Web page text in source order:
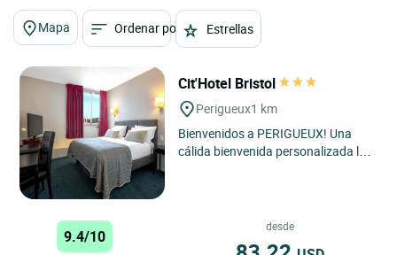
Mapa Ordenar por Estrellas
Cit'Hotel Bristol
Perigueux1 km
Bienvenidos a PERIGUEUX! Una
cálida bienvenida personalizada lo
9.4/10
desde